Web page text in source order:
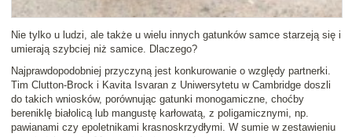
Nie tylko u ludzi, ale także u wielu innych gatunków samce starzeją się i
umierają szybciej niż samice. Dlaczego?
Najprawdopodobniej przyczyną jest konkurowanie o względy partnerki.
Tim Clutton-Brock i Kavita Isvaran z Uniwersytetu w Cambridge doszli
do takich wniosków, porównując gatunki monogamiczne, choćby
bereniklę białolicą lub mangustę karłowatą, z poligamicznymi, np.
pawianami czy epoletnikami krasnoskrzydłymi. W sumie w zestawieniu